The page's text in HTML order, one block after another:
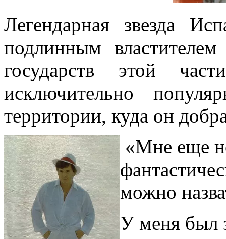
Легендарная звезда
подлинным
государств этой
исключительно
территории, куда он
«Мне еще
можно
У меня был